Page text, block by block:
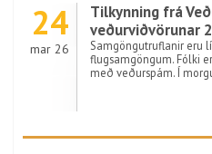
24
mar 26
Tilkynning frá
veðurviðvörunar
Samgöngutruflanir eru
flugsamgöngum. Fólki
með veðurspám. Í